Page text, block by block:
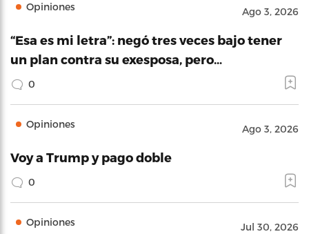
Opiniones Ago 3, 2026
“Esa es mi letra”: negó tres veces bajo tener
un plan contra su exesposa, pero…
0
Opiniones Ago 3, 2026
Voy a Trump y pago doble
0
Opiniones Jul 30, 2026